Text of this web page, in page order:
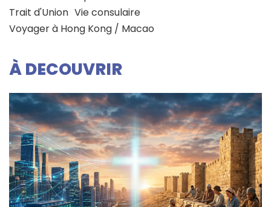
Trait d'Union Vie consulaire
Voyager à Hong Kong / Macao
À DECOUVRIR